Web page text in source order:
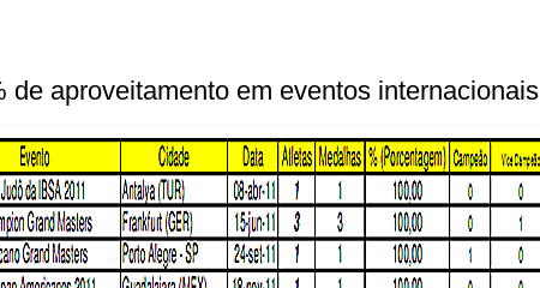
de aproveitamento em eventos internacionais